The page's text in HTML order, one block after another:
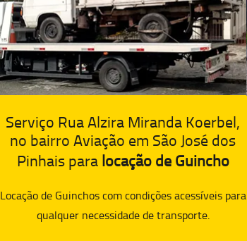
Serviço Rua Alzira Miranda Koerbel,
no bairro Aviação em São José dos
Pinhais paralocação de Guincho
Locação de Guinchos com condições acessíveis para
qualquer necessidade de transporte.